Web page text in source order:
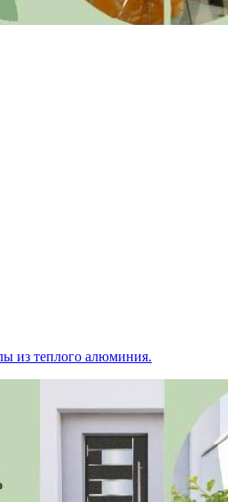
из теплого алюминия.